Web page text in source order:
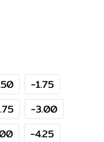
-1.75
-3.00
-4.25